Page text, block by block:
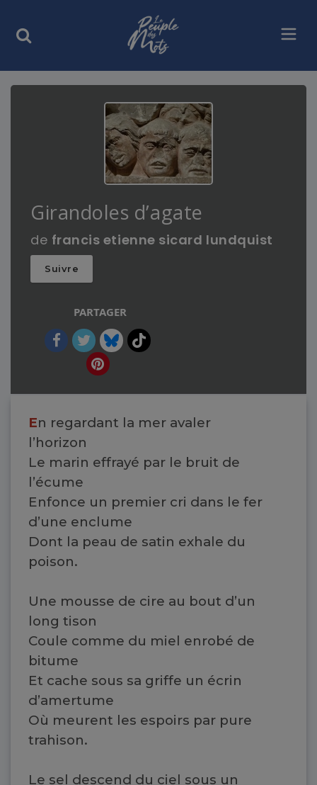
Girandoles d’agate
de francis etienne sicard lundquist
Suivre
PARTAGER
En regardant la mer avaler
l’horizon
Le marin effrayé par le bruit de
l’écume
Enfonce un premier cri dans le fer
d’une enclume
Dont la peau de satin exhale du
poison.
Une mousse de cire au bout d’un
long tison
Coule comme du miel enrobé de
bitume
Et cache sous sa griffe un écrin
d’amertume
Où meurent les espoirs par pure
trahison.
Le sel descend du ciel sous un